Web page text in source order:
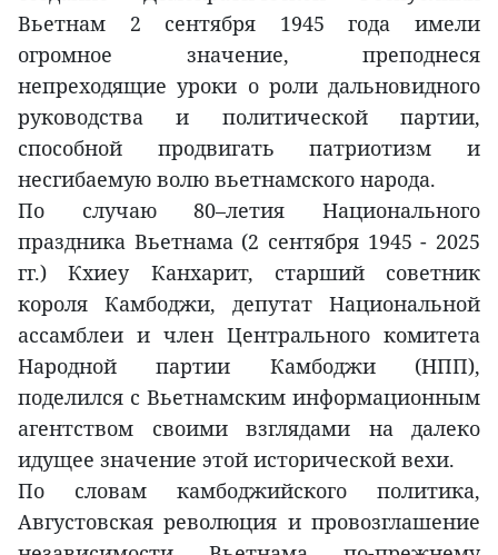
Вьетнам 2 сентября 1945 года имели
огромное значение, преподнеся
непреходящие уроки о роли дальновидного
руководства и политической партии,
способной продвигать патриотизм и
несгибаемую волю вьетнамского народа.
По случаю 80–летия Национального
праздника Вьетнама (2 сентября 1945 - 2025
гг.) Кхиеу Канхарит, старший советник
короля Камбоджи, депутат Национальной
ассамблеи и член Центрального комитета
Народной партии Камбоджи (НПП),
поделился с Вьетнамским информационным
агентством своими взглядами на далеко
идущее значение этой исторической вехи.
По словам камбоджийского политика,
Августовская революция и провозглашение